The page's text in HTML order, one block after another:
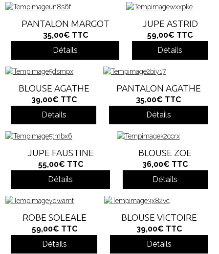
PANTALON MARGOT
35,00€ TTC
Détails
JUPE ASTRID
59,00€ TTC
Détails
BLOUSE AGATHE
39,00€ TTC
Détails
PANTALON AGATHE
35,00€ TTC
Détails
JUPE FAUSTINE
55,00€ TTC
Détails
BLOUSE ZOE
36,00€ TTC
Détails
ROBE SOLEALE
59,00€ TTC
Détails
BLOUSE VICTOIRE
39,00€ TTC
Détails